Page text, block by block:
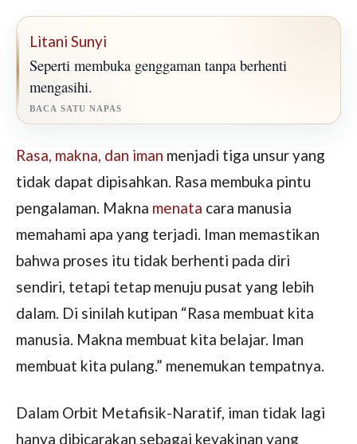
Litani Sunyi
Seperti membuka genggaman tanpa berhenti
mengasihi.
BACA SATU NAPAS
Rasa, makna, dan iman menjadi tiga unsur yang
tidak dapat dipisahkan. Rasa membuka pintu
pengalaman. Makna menata cara manusia
memahami apa yang terjadi. Iman memastikan
bahwa proses itu tidak berhenti pada diri
sendiri, tetapi tetap menuju pusat yang lebih
dalam. Di sinilah kutipan “Rasa membuat kita
manusia. Makna membuat kita belajar. Iman
membuat kita pulang.” menemukan tempatnya.
Dalam Orbit Metafisik-Naratif, iman tidak lagi
hanya dibicarakan sebagai keyakinan yang